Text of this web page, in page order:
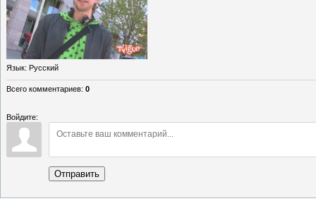
Язык: Русский
Всего комментариев: 0
Войдите:
Отправить